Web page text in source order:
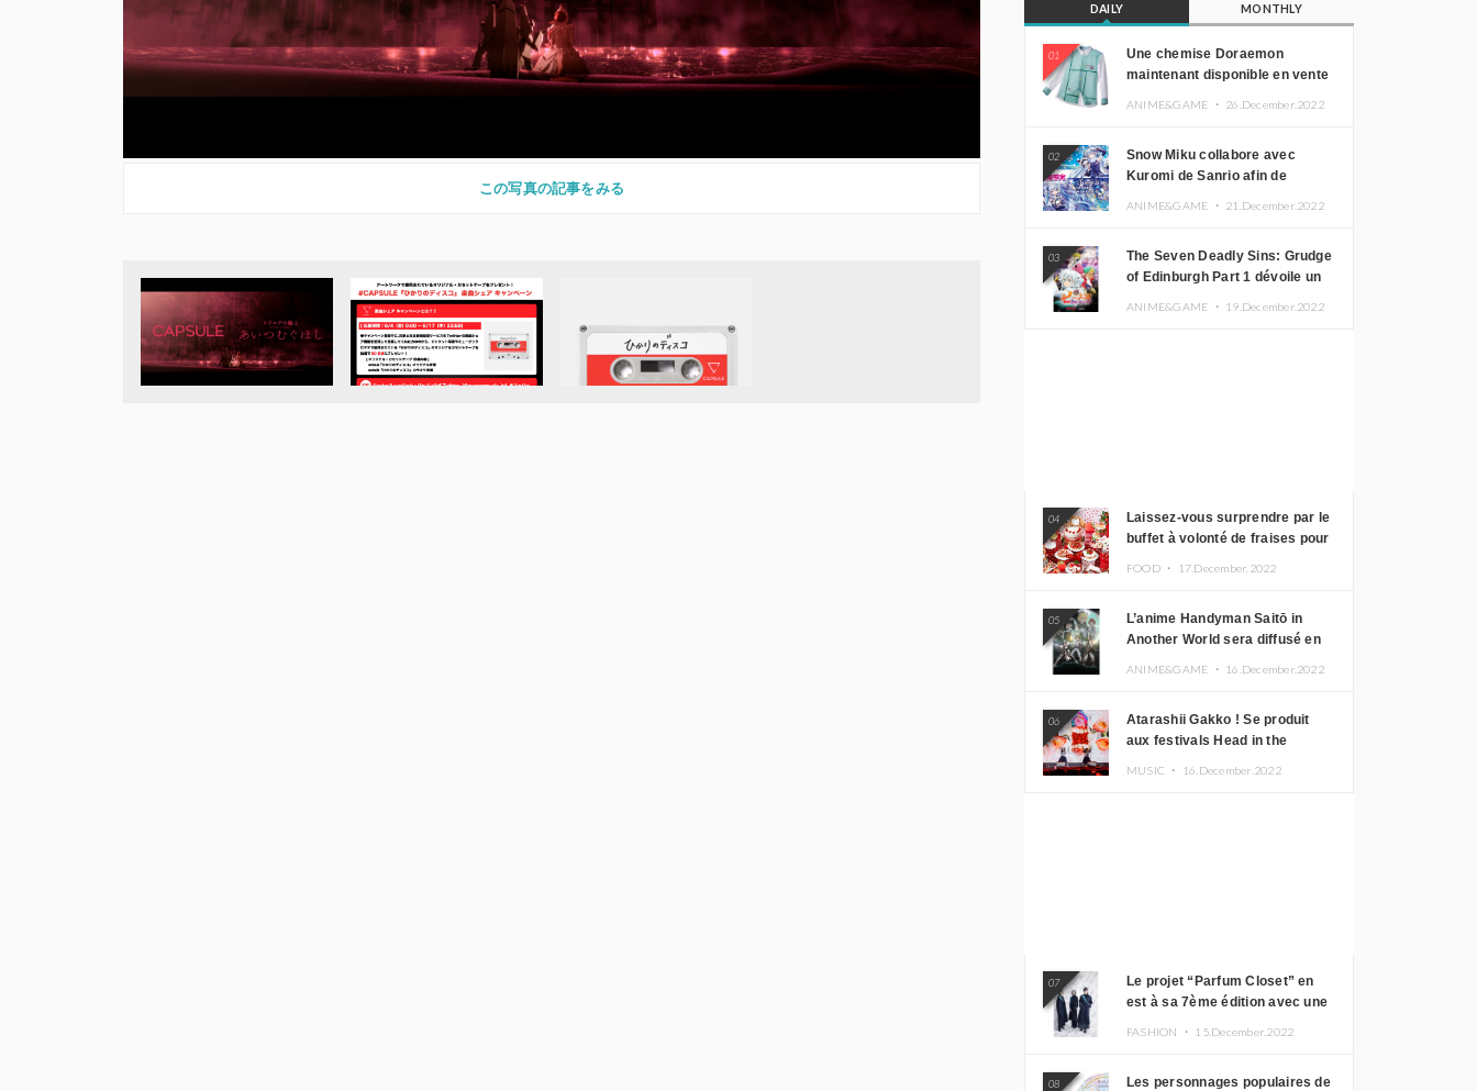
この写真の記事をみる
DAILY MONTHLY
01
Une chemise Doraemon
maintenant disponible en vente
ANIME&GAME ・ 26.December.2022
02
Snow Miku collabore avec
Kuromi de Sanrio afin de
ANIME&GAME ・ 21.December.2022
03
The Seven Deadly Sins: Grudge
of Edinburgh Part 1 dévoile un
ANIME&GAME ・ 19.December.2022
04
Laissez-vous surprendre par le
buffet à volonté de fraises pour
FOOD ・ 17.December.2022
05
L’anime Handyman Saitō in
Another World sera diffusé en
ANIME&GAME ・ 16.December.2022
06
Atarashii Gakko ! Se produit
aux festivals Head in the
MUSIC ・ 16.December.2022
07
Le projet “Parfum Closet” en
est à sa 7ème édition avec une
FASHION ・ 15.December.2022
08
Les personnages populaires de